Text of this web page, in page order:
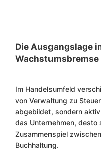
Die Ausgangslage
Wachstumsbremse
Im Handelsumfeld
von Verwaltung zu
abgebildet, sondern
das Unternehmen,
Zusammenspiel
Buchhaltung.